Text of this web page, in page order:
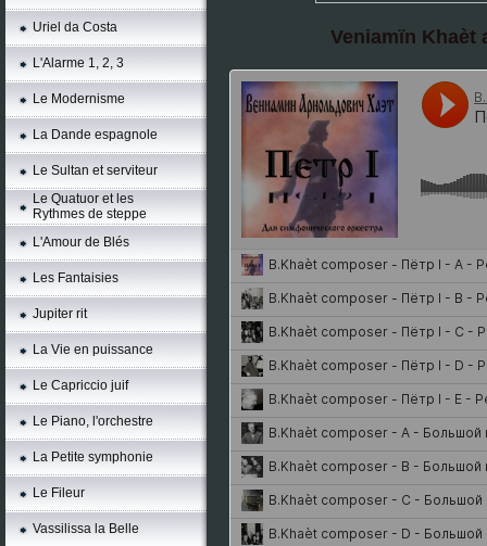
Uriel da Costa
L'Alarme 1, 2, 3
Le Modernisme
La Dande espagnole
Le Sultan et serviteur
Le Quatuor et les
Rythmes de steppe
L'Amour de Blés
Les Fantaisies
Jupiter rit
La Vie en puissance
Le Capriccio juif
Le Piano, l'orchestre
La Petite symphonie
Le Fileur
Vassilissa la Belle
Veniamïn Khaèt